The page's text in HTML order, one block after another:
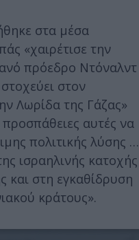
στα μέσα
«χαιρέτισε την
πρόεδρο Ντόναλντ
στον
Λωρίδα της Γάζας»
προσπάθειες αυτές να
πολιτικής λύσης …
ισραηλινής κατοχής
και στη εγκαθίδρυση
κράτους».